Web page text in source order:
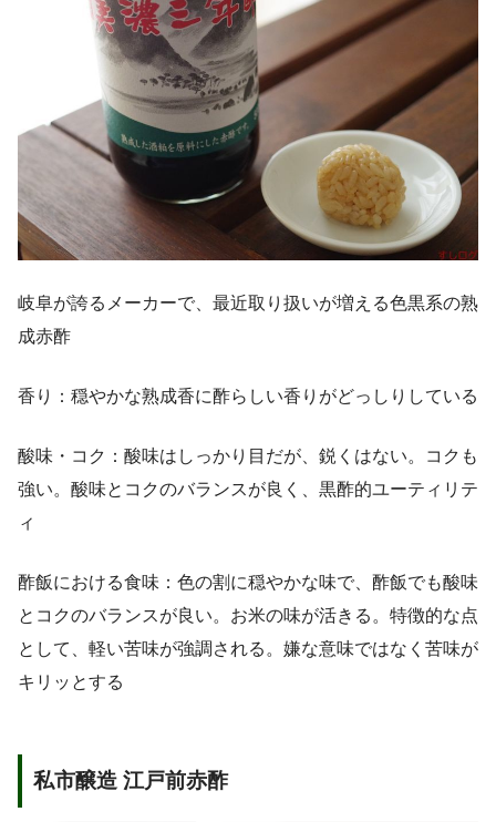
岐阜が誇るメーカーで、最近取り扱いが増える色黒系の熟
成赤酢
香り：穏やかな熟成香に酢らしい香りがどっしりしている
酸味・コク：酸味はしっかり目だが、鋭くはない。コクも
強い。酸味とコクのバランスが良く、黒酢的ユーティリテ
ィ
酢飯における食味：色の割に穏やかな味で、酢飯でも酸味
とコクのバランスが良い。お米の味が活きる。特徴的な点
として、軽い苦味が強調される。嫌な意味ではなく苦味が
キリッとする
私市醸造 江戸前赤酢